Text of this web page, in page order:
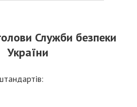
Служби безпеки
України